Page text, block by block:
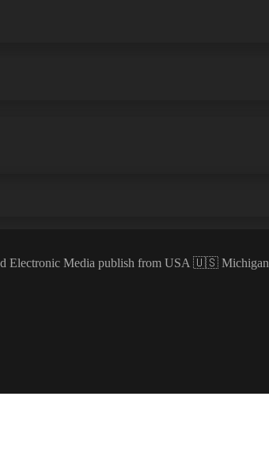
Electronic Media publish from USA 🇺🇸 Michigan